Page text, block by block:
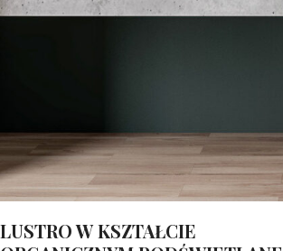
LUSTRO W KSZTAŁCIE